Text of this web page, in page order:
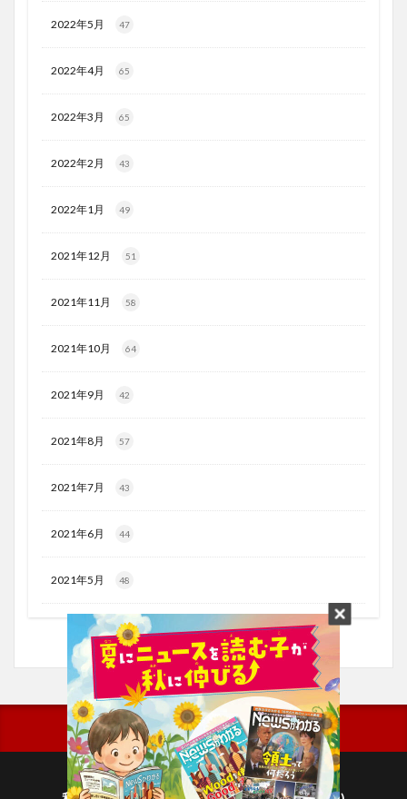
2022年5月 47
2022年4月 65
2022年3月 65
2022年2月 43
2022年1月 49
2021年12月 51
2021年11月 58
2021年10月 64
2021年9月 42
2021年8月 57
2021年7月 43
2021年6月 44
2021年5月 48